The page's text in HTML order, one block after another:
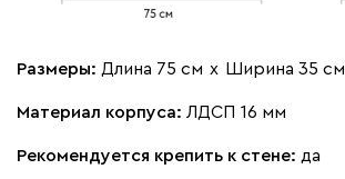
Размеры: Длина 75 см х Ширина 35 см
Материал корпуса: ЛДСП 16 мм
Рекомендуется крепить к стене: да